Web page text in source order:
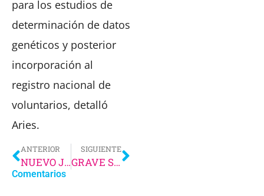
para los estudios de
determinación de datos
genéticos y posterior
incorporación al
registro nacional de
voluntarios, detalló
Aries.
ANTERIOR
NUEVO JUICIO POR EL FEMICIDIO DE LUCÍA PÉREZ. ESTÁN SEÑALADOS LOS JUECES
SIGUIENTE
GRAVE SITUACIÓN CON «LA GRIPE DEL LORO». MURIÓ UNA DE LAS PERSONAS INTERNADAS
Comentarios